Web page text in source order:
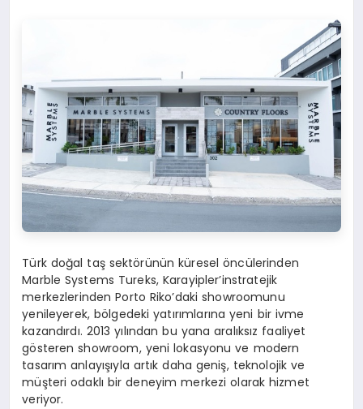
Türk doğal taş sektörünün küresel öncülerinden
Marble Systems Tureks, Karayipler’instratejik
merkezlerinden Porto Riko’daki showroomunu
yenileyerek, bölgedeki yatırımlarına yeni bir ivme
kazandırdı. 2013 yılından bu yana aralıksız faaliyet
gösteren showroom, yeni lokasyonu ve modern
tasarım anlayışıyla artık daha geniş, teknolojik ve
müşteri odaklı bir deneyim merkezi olarak hizmet
veriyor.